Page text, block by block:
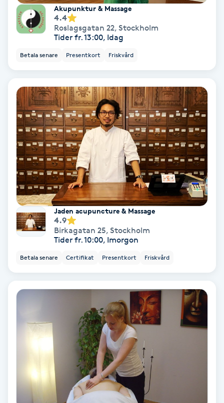
Healing
Herrklippning
Hollywood Peel
Hot Stone Massage
Hot yoga
Hudföryngring
Huduppstramning
Hypnos
Hårborttagning
Hårbottenbehandling
Akupunktur & Massage
4.4
Roslagsgatan 22, Stockholm
Tider fr. 13:00, Idag
Betala senare Presentkort Friskvård
Jaden acupuncture & Massage
4.9
Birkagatan 25, Stockholm
Tider fr. 10:00, Imorgon
Betala senare Certifikat Presentkort Friskvård